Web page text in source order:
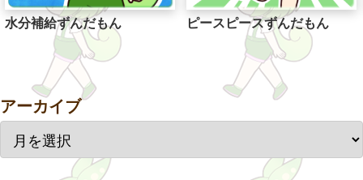
水分補給ずんだもん ピースピースずんだもん
アーカイブ